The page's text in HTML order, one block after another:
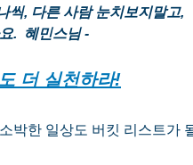
, 다른 사람 눈치보지말고,
혜민스님 -
더 실천하라!
박한 일상도 버킷 리스트가